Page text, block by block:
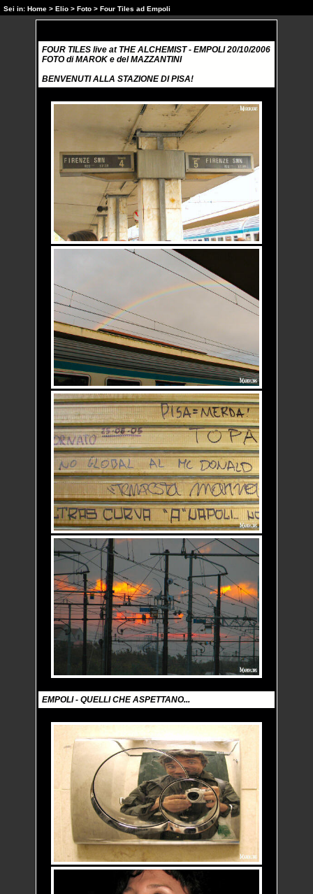
Sei in: Home > Elio > Foto > Four Tiles ad Empoli
FOUR TILES live at THE ALCHEMIST - EMPOLI 20/10/2006
FOTO di MAROK e del MAZZANTINI
BENVENUTI ALLA STAZIONE DI PISA!
EMPOLI - QUELLI CHE ASPETTANO...